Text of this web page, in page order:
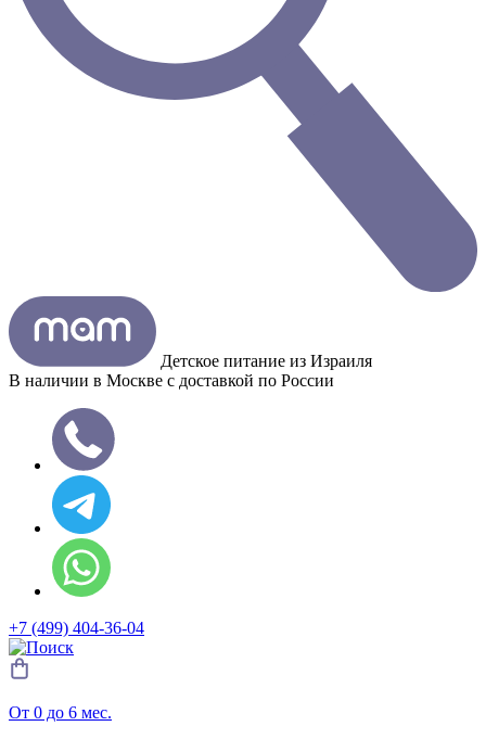
Детское питание из Израиля
В наличии в Москве с доставкой по России
+7 (499) 404-36-04
От 0 до 6 мес.